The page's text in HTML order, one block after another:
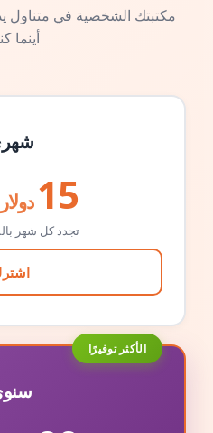
مكتبتك الشخصية في متناول
أينما
15
تجدد كل شهر
الأكثر توفيرًا